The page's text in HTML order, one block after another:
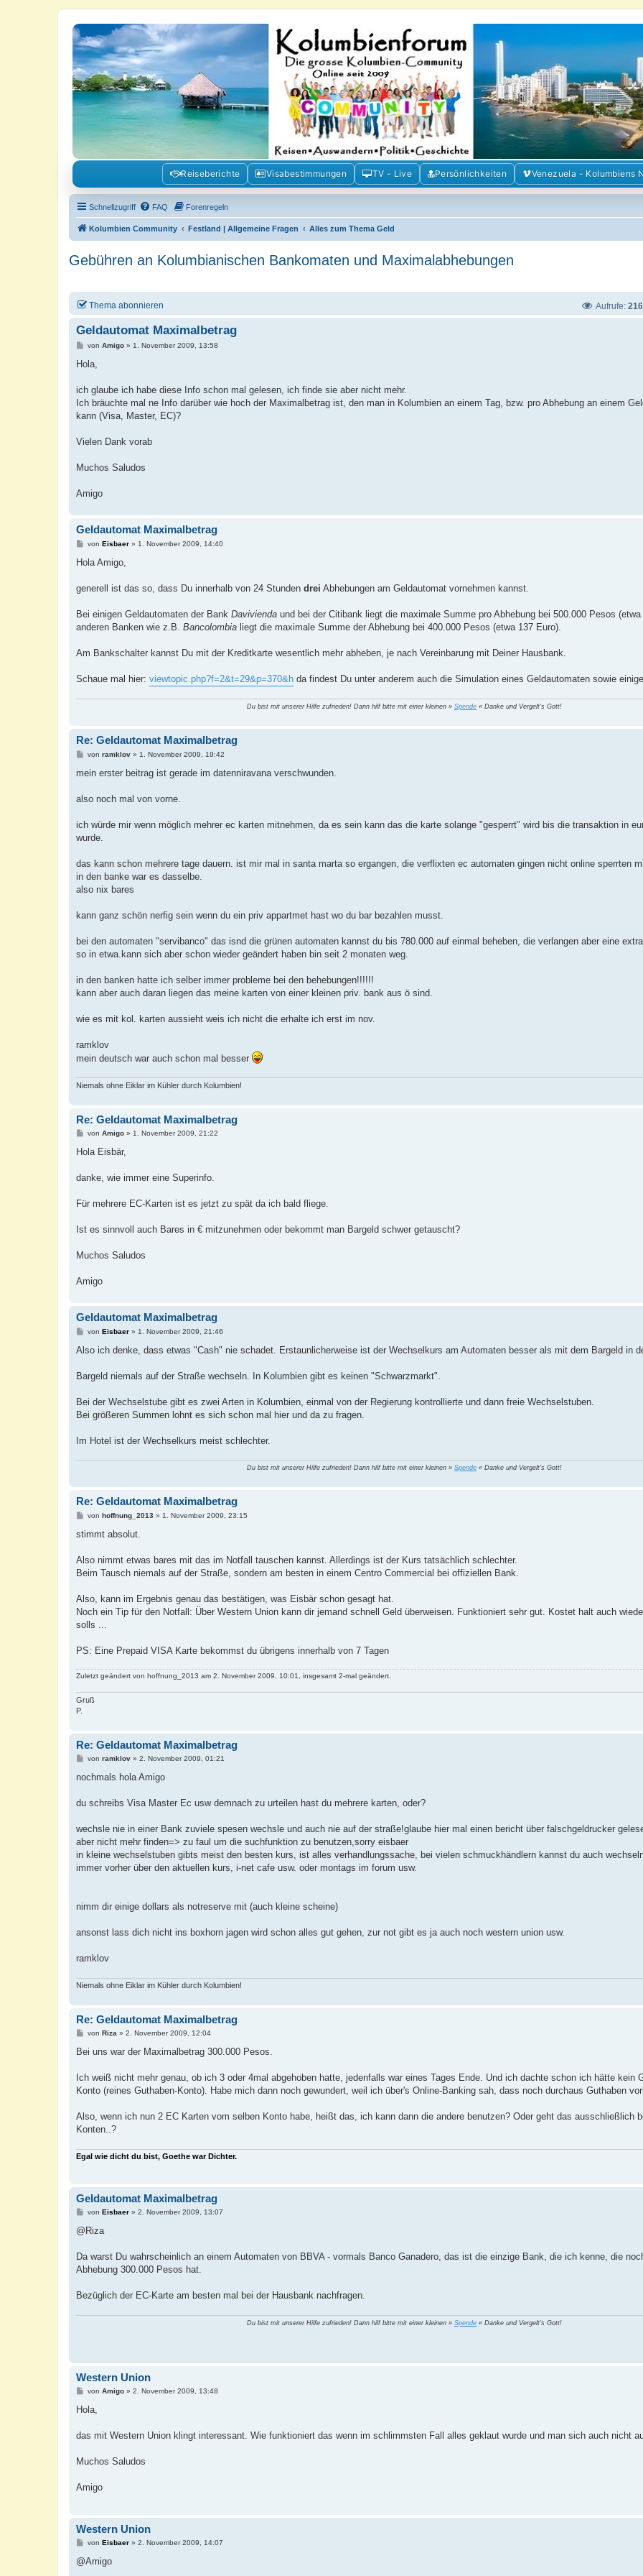
Kolumbienforum - Das grosse Forum der Freunde Kolumbiens
Reisen, Auswandern, Kultur, Politik, Geschichte und Visum in Kolumbien und Venezuela. Austausch, Erfahrungen und Gemeinschaft im Kolumbienforum
Reiseberichte Visabestimmungen TV - Live Persönlichkeiten Venezuela - Kolumbiens
Schnellzugriff FAQ Forenregeln
Kolumbien Community Festland | Allgemeine Fragen Alles zum Thema Geld
Gebühren an Kolumbianischen Bankomaten und Maximalabhebungen
Thema abonnieren Aufrufe:
Geldautomat Maximalbetrag
B
i
a
von Amigo» 1. November 2009, 13:58
Hola,
ich glaube ich habe diese Info schon mal gelesen, ich finde sie aber nicht mehr.
Ich bräuchte mal ne Info darüber wie hoch der Maximalbetrag ist, den man in Kolumbien an einem Tag, bzw. pro Abhebung an einem
kann (Visa, Master, EC)?
Vielen Dank vorab
Muchos Saludos
Amigo
Geldautomat Maximalbetrag
B
i
a
von Eisbaer» 1. November 2009, 14:40
Hola Amigo,
generell ist das so, dass Du innerhalb von 24 Stunden drei Abhebungen am Geldautomat vornehmen kannst.
Bei einigen Geldautomaten der Bank Davivienda und bei der Citibank liegt die maximale Summe pro Abhebung bei 500.000 Pesos
anderen Banken wie z.B. Bancolombia liegt die maximale Summe der Abhebung bei 400.000 Pesos (etwa 137 Euro).
Am Bankschalter kannst Du mit der Kreditkarte wesentlich mehr abheben, je nach Vereinbarung mit Deiner Hausbank.
Schaue mal hier: viewtopic.php?f=2&t=29&p=370&h da findest Du unter anderem auch die Simulation eines Geldautomaten sowie
Du bist mit unserer Hilfe zufrieden! Dann hilf bitte mit einer kleinen » Spende « Danke und Vergelt's Gott!
Re: Geldautomat Maximalbetrag
B
i
a
von ramklov» 1. November 2009, 19:42
mein erster beitrag ist gerade im datenniravana verschwunden.
also noch mal von vorne.
ich würde mir wenn möglich mehrer ec karten mitnehmen, da es sein kann das die karte solange "gesperrt" wird bis die transaktion in
wurde.
das kann schon mehrere tage dauern. ist mir mal in santa marta so ergangen, die verflixten ec automaten gingen nicht online sperrten
in den banke war es dasselbe.
also nix bares
kann ganz schön nerfig sein wenn du ein priv appartmet hast wo du bar bezahlen musst.
bei den automaten "servibanco" das isnd die grünen automaten kannst du bis 780.000 auf einmal beheben, die verlangen aber eine
so in etwa.kann sich aber schon wieder geändert haben bin seit 2 monaten weg.
in den banken hatte ich selber immer probleme bei den behebungen!!!!!!
kann aber auch daran liegen das meine karten von einer kleinen priv. bank aus ö sind.
wie es mit kol. karten aussieht weis ich nicht die erhalte ich erst im nov.
ramklov
mein deutsch war auch schon mal besser
Niemals ohne Eiklar im Kühler durch Kolumbien!
Re: Geldautomat Maximalbetrag
B
i
a
von Amigo» 1. November 2009, 21:22
Hola Eisbär,
danke, wie immer eine Superinfo.
Für mehrere EC-Karten ist es jetzt zu spät da ich bald fliege.
Ist es sinnvoll auch Bares in € mitzunehmen oder bekommt man Bargeld schwer getauscht?
Muchos Saludos
Amigo
Geldautomat Maximalbetrag
B
i
a
von Eisbaer» 1. November 2009, 21:46
Also ich denke, dass etwas "Cash" nie schadet. Erstaunlicherweise ist der Wechselkurs am Automaten besser als mit dem Bargeld in
Bargeld niemals auf der Straße wechseln. In Kolumbien gibt es keinen "Schwarzmarkt".
Bei der Wechselstube gibt es zwei Arten in Kolumbien, einmal von der Regierung kontrollierte und dann freie Wechselstuben.
Bei größeren Summen lohnt es sich schon mal hier und da zu fragen.
Im Hotel ist der Wechselkurs meist schlechter.
Du bist mit unserer Hilfe zufrieden! Dann hilf bitte mit einer kleinen » Spende « Danke und Vergelt's Gott!
Re: Geldautomat Maximalbetrag
B
i
a
von hoffnung_2013 » 1. November 2009, 23:15
stimmt absolut.
Also nimmt etwas bares mit das im Notfall tauschen kannst. Allerdings ist der Kurs tatsächlich schlechter.
Beim Tausch niemals auf der Straße, sondern am besten in einem Centro Commercial bei offiziellen Bank.
Also, kann im Ergebnis genau das bestätigen, was Eisbär schon gesagt hat.
Noch ein Tip für den Notfall: Über Western Union kann dir jemand schnell Geld überweisen. Funktioniert sehr gut. Kostet halt auch
solls ...
PS: Eine Prepaid VISA Karte bekommst du übrigens innerhalb von 7 Tagen
Zuletzt geändert von hoffnung_2013 am 2. November 2009, 10:01, insgesamt 2-mal geändert.
Gruß
P.
Re: Geldautomat Maximalbetrag
B
i
a
von ramklov» 2. November 2009, 01:21
nochmals hola Amigo
du schreibs Visa Master Ec usw demnach zu urteilen hast du mehrere karten, oder?
wechsle nie in einer Bank zuviele spesen wechsle und auch nie auf der straße!glaube hier mal einen bericht über falschgeldrucker
aber nicht mehr finden=> zu faul um die suchfunktion zu benutzen,sorry eisbaer
in kleine wechselstuben gibts meist den besten kurs, ist alles verhandlungssache, bei vielen schmuckhändlern kannst du auch
immer vorher über den aktuellen kurs, i-net cafe usw. oder montags im forum usw.
nimm dir einige dollars als notreserve mit (auch kleine scheine)
ansonst lass dich nicht ins boxhorn jagen wird schon alles gut gehen, zur not gibt es ja auch noch western union usw.
ramklov
Niemals ohne Eiklar im Kühler durch Kolumbien!
Re: Geldautomat Maximalbetrag
B
i
a
von Riza» 2. November 2009, 12:04
Bei uns war der Maximalbetrag 300.000 Pesos.
Ich weiß nicht mehr genau, ob ich 3 oder 4mal abgehoben hatte, jedenfalls war eines Tages Ende. Und ich dachte schon ich hätte kein
Konto (reines Guthaben-Konto). Habe mich dann noch gewundert, weil ich über's Online-Banking sah, dass noch durchaus Guthaben
Also, wenn ich nun 2 EC Karten vom selben Konto habe, heißt das, ich kann dann die andere benutzen? Oder geht das ausschließlich
Konten..?
Egal wie dicht du bist, Goethe war Dichter.
Geldautomat Maximalbetrag
B
i
a
von Eisbaer» 2. November 2009, 13:07
@Riza
Da warst Du wahrscheinlich an einem Automaten von BBVA - vormals Banco Ganadero, das ist die einzige Bank, die ich kenne, die
Abhebung 300.000 Pesos hat.
Bezüglich der EC-Karte am besten mal bei der Hausbank nachfragen.
Du bist mit unserer Hilfe zufrieden! Dann hilf bitte mit einer kleinen » Spende « Danke und Vergelt's Gott!
Western Union
B
i
a
von Amigo» 2. November 2009, 13:48
Hola,
das mit Western Union klingt interessant. Wie funktioniert das wenn im schlimmsten Fall alles geklaut wurde und man sich auch nicht
Muchos Saludos
Amigo
Western Union
B
i
von Eisbaer» 2. November 2009, 14:07
@Amigo